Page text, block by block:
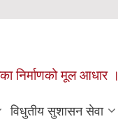
निर्माणको मूल आधार ।
विधुतीय सुशासन सेवा